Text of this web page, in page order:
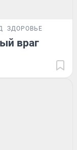
ЗДОРОВЬЕ
враг